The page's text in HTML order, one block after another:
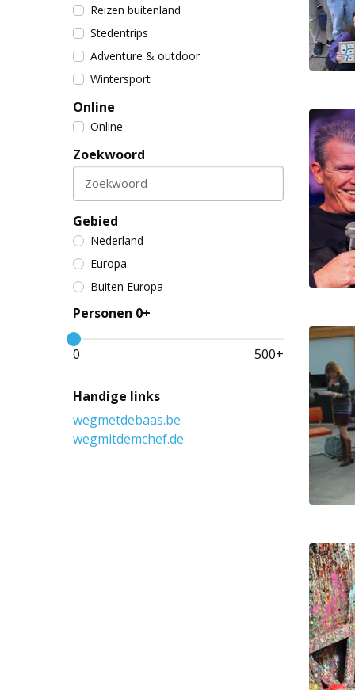
Reizen buitenland
Stedentrips
Adventure & outdoor
Wintersport
Online
Online
Zoekwoord
Zoekwoord
Gebied
Nederland
Europa
Buiten Europa
Personen 0+
0 500+
Handige links
wegmetdebaas.be
wegmitdemchef.de